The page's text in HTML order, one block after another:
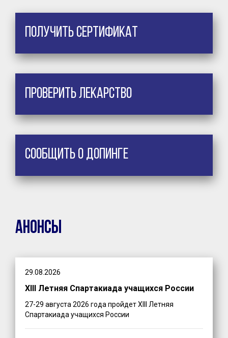
Получить сертификат
Проверить лекарство
Сообщить о допинге
Анонсы
29.08.2026
XIII Летняя Спартакиада учащихся России
27-29 августа 2026 года пройдет XIII Летняя
Спартакиада учащихся России